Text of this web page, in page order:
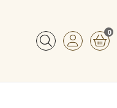
Buscar
0